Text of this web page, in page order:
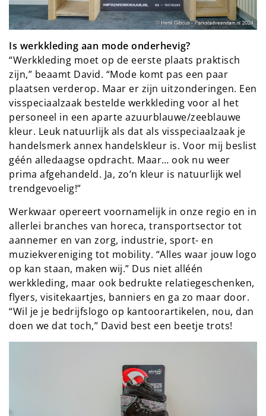
Is werkkleding aan mode onderhevig?
“Werkkleding moet op de eerste plaats praktisch
zijn,” beaamt David. “Mode komt pas een paar
plaatsen verderop. Maar er zijn uitzonderingen. Een
visspeciaalzaak bestelde werkkleding voor al het
personeel in een aparte azuurblauwe/zeeblauwe
kleur. Leuk natuurlijk als dat als visspeciaalzaak je
handelsmerk annex handelskleur is. Voor mij beslist
géén alledaagse opdracht. Maar… ook nu weer
prima afgehandeld. Ja, zo’n kleur is natuurlijk wel
trendgevoelig!”
Werkwaar opereert voornamelijk in onze regio en in
allerlei branches van horeca, transportsector tot
aannemer en van zorg, industrie, sport- en
muziekvereniging tot mobility. “Alles waar jouw logo
op kan staan, maken wij.” Dus niet alléén
werkkleding, maar ook bedrukte relatiegeschenken,
flyers, visitekaartjes, banniers en ga zo maar door.
“Wil je je bedrijfslogo op kantoorartikelen, nou, dan
doen we dat toch,” David best een beetje trots!